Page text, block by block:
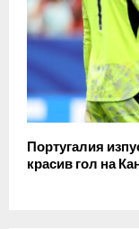
Португалия
красив гол на